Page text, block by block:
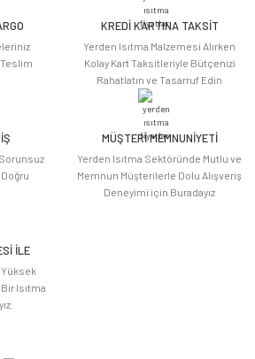
bilgiler bulunuyor.
bulunuyor.
daha pahalı.
alternatifler olmalı.
KREDİ KARTINA TAKSİT
Yerden Isıtma Malzemesi Alırken
Kolay Kart Taksitleriyle Bütçenizi
Rahatlatın ve Tasarruf Edin
MÜŞTERİ MEMNUNİYETİ
Yerden Isıtma Sektöründe Mutlu ve
Memnun Müşterilerle Dolu Alışveriş
Deneyimi için Buradayız
İLE
Isıtma